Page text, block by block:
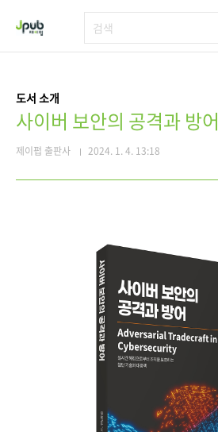
도서 소개
사이버 보안의 공격과 방어
제이펍 출판사 2024. 1. 4. 13:18